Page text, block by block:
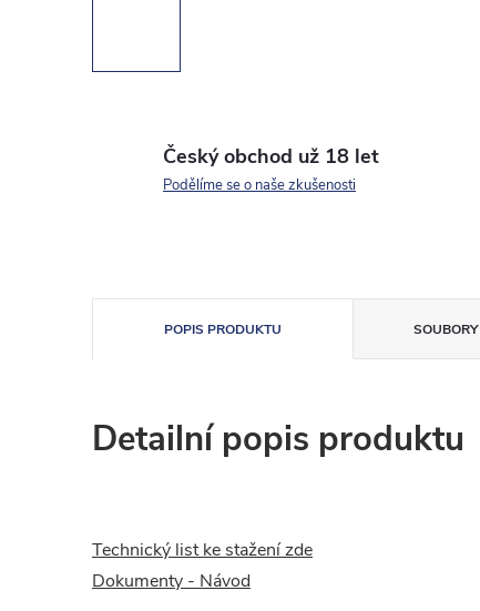
Český obchod už 18 let
Podělíme se o naše zkušenosti
POPIS PRODUKTU
Detailní popis produktu
Technický list ke stažení zde
Dokumenty - Návod